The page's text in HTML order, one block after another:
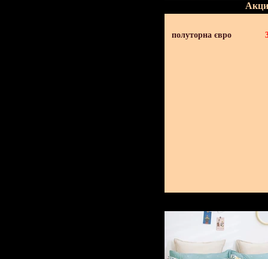
полуторна євро